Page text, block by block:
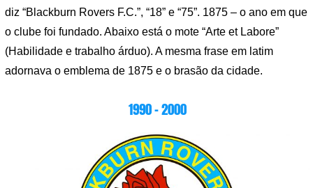
diz “Blackburn Rovers F.C.”, “18” e “75”. 1875 – o ano em que
o clube foi fundado. Abaixo está o mote “Arte et Labore”
(Habilidade e trabalho árduo). A mesma frase em latim
adornava o emblema de 1875 e o brasão da cidade.
1990 – 2000